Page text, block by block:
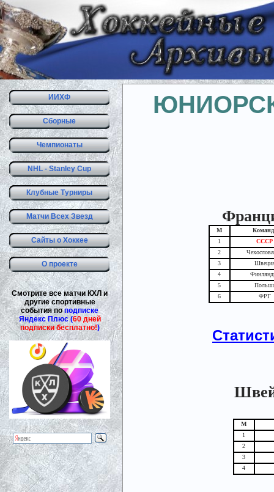
ИИХФ
Сборные
Чемпионаты
NHL - Stanley Cup
Клубные Турниры
Матчи Всех Звезд
Сайты о Хоккее
О проекте
Смотрите все матчи КХЛ и
другие спортивные
события поподписке
Яндекс Плюс (60 дней
подписки бесплатно!)
М
1
СССР
2
3
4
5
6
ФРГ
М
1
2
3
4